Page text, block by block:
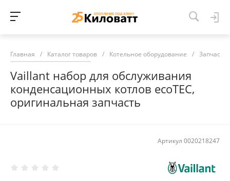
Главная / Каталог товаров / Котельное оборудование / Запчасти
Vaillant набор для обслуживания
конденсационных котлов ecoTEC,
оригинальная запчасть
Артикул 0020218247